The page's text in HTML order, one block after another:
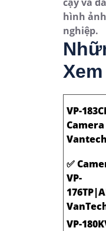
hình
nghiệp.
VP-
Camera
Vantech
✅
VP-
VP-